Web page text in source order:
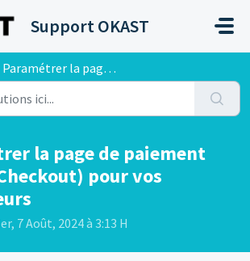
principal
Support OKAST
Paramétrer la page de paiement Stripe (Checkout) pour vos...
la page de paiement
pour vos
7 Août, 2024 à 3:13 H